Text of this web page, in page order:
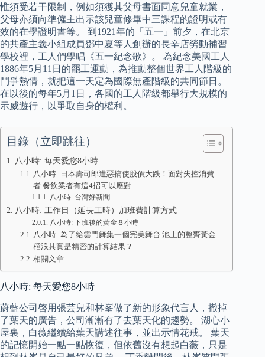
惟須受若干限制，例如須獲其父母書面同意兒童就業，
父母亦須向準僱主出示該兒童修畢中三課程的證明或有
效的在學證明書等。 到1921年的「五一」前夕，在北京
的共產主義小組成員鄧中夏等人創辦的長辛店勞動補習
學校裡，工人們學唱《五一紀念歌》。 為紀念美國工人
1886年5月11日的罷工運動，為推動整個世界工人階級的
鬥爭熱情，就把這一天定為國際無產階級的共同節日。
在以後的每年5月1日，各國的工人階級都舉行大規模的
示威遊行，以爭取自身的權利。
目錄（立即跳往）
八小時: 每天愛您8小時
八小時: 日本壽司郎遭惡搞使股價大跌！面對失控消費
者 餐飲業者有這4招可以應對
八小時: 台灣好新聞
八小時: 工作日（延長工時）加班費計算方式
八小時: 下班後的黃金８小時
八小時: 為了給雲門舞集一個完美舞台 池上的整齊黃金
稻浪其實是精密的計算結果？
相關文章:
八小時: 每天愛您8小時
蔚藍公司啓用張芸兒和林峯做了新的形象代言人，撤掉
了葉天的廣告，公司漸漸有了去葉天化的趨勢。 湖心小
屋裏，白薇繼續給葉天講述往事，並出示情花戒。 葉天
的記憶開始一點一點恢復，但依舊沒有想起白薇，只是